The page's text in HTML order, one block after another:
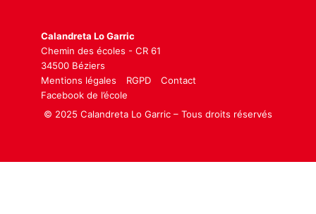
Calandreta Lo Garric
Chemin des écoles - CR 61
34500 Béziers
Mentions légales
RGPD
Contact
Facebook de l’école
© 2025 Calandreta Lo Garric – Tous droits réservés